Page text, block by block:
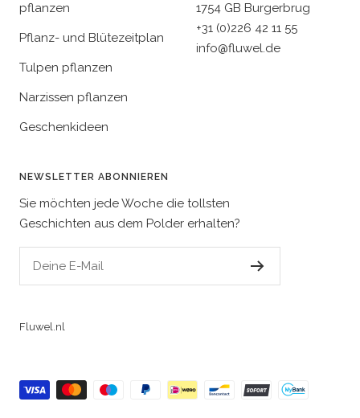
pflanzen
Pflanz- und Blütezeitplan
Tulpen pflanzen
Narzissen pflanzen
Geschenkideen
1754 GB Burgerbrug
+31 (0)226 42 11 55
info@fluwel.de
NEWSLETTER ABONNIEREN
Sie möchten jede Woche die tollsten
Geschichten aus dem Polder erhalten?
Deine E-Mail
Fluwel.nl